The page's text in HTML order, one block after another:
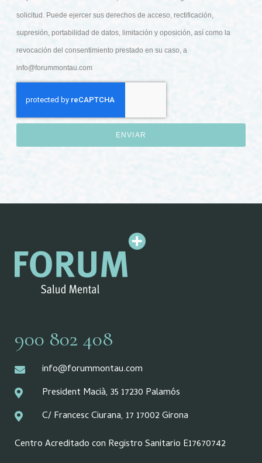
solicitud. Puede ejercer sus derechos de acceso, rectificación,
supresión, portabilidad de datos, limitación y oposición, así como la
revocación del consentimiento prestado en su caso, a
info@forummontau.com
ENVIAR
900 802 408
info@forummontau.com
President Macià, 35 17230 Palamós
C/ Francesc Ciurana, 17 17002 Girona
Centro Acreditado con Registro Sanitario E17670742